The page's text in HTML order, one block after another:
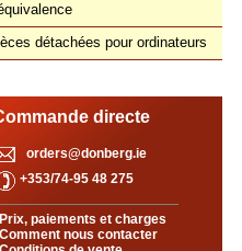
détachées pour ordinateurs
directe
orders@donberg.ie
+353/74-95 48 275
Prix, paiements et charges
Comment nous contacter